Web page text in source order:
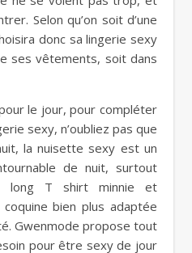
Selon qu’on soit d’une
donc sa lingerie sexy
ses vêtements, soit dans
le jour, pour compléter
sexy, n’oubliez pas que
la nuisette sexy est un
de nuit, surtout
long T shirt minnie et
bien plus adaptée
Gwenmode propose tout
pour être sexy de jour